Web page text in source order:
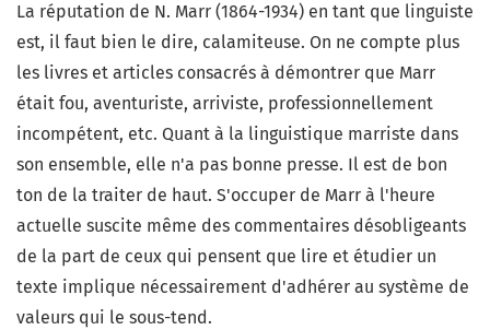
La réputation de N. Marr (1864-1934) en tant que linguiste
est, il faut bien le dire, calamiteuse. On ne compte plus
les livres et articles consacrés à démontrer que Marr
était fou, aventuriste, arriviste, professionnellement
incompétent, etc. Quant à la linguistique marriste dans
son ensemble, elle n'a pas bonne presse. Il est de bon
ton de la traiter de haut. S'occuper de Marr à l'heure
actuelle suscite même des commentaires désobligeants
de la part de ceux qui pensent que lire et étudier un
texte implique nécessairement d'adhérer au système de
valeurs qui le sous-tend.